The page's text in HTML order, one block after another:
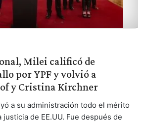
Milei calificó de
por YPF y volvió a
y Cristina Kirchner
a su administración todo el mérito
de EE.UU. Fue después de